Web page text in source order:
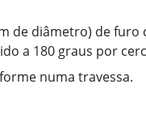
de diâmetro) de furo
a 180 graus por
numa travessa.